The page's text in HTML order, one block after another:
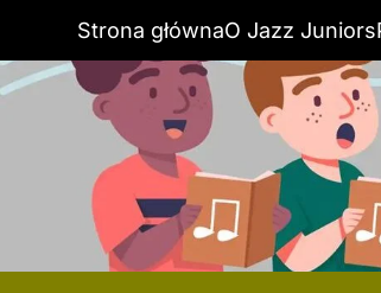
Strona głównaO Jazz Juniors